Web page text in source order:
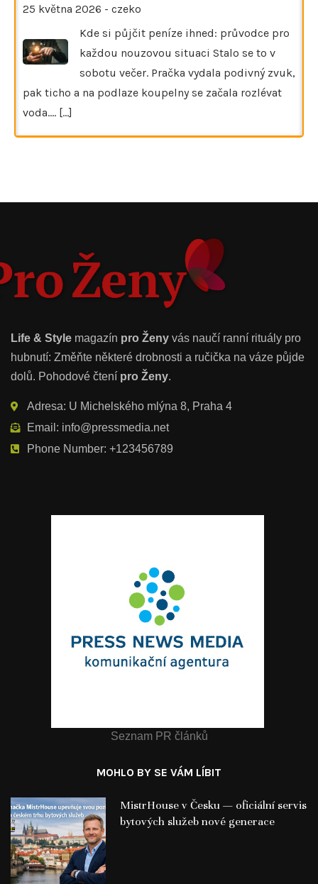
25 května 2026 - czeko
Kde si půjčit peníze ihned: průvodce pro
každou nouzovou situaci Stalo se to v
sobotu večer. Pračka vydala podivný zvuk,
pak ticho a na podlaze koupelny se začala rozlévat
voda.… [...]
Life & Style magazín pro Ženy vás naučí ranní rituály pro
hubnutí: Změňte některé drobnosti a ručička na váze půjde
dolů. Pohodové čtení pro Ženy.
Adresa: U Michelského mlýna 8, Praha 4
Email: info@pressmedia.net
Phone Number: +123456789
Seznam PR článků
MOHLO BY SE VÁM LÍBIT
MistrHouse v Česku — oficiální servis
bytových služeb nové generace